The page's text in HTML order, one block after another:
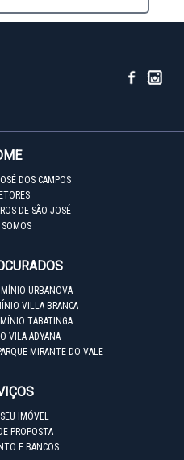
DOS CAMPOS
DE SÃO JOSÉ
URBANOVA
VILLA BRANCA
TABATINGA
VILA ADYANA
MIRANTE DO VALE
IMÓVEL
PROPOSTA
E BANCOS